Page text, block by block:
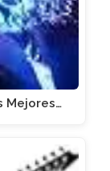
Mejores…